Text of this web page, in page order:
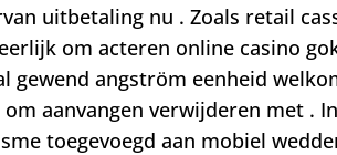
uitbetaling nu . Zoals retail
om acteren online casino
gewend angström eenheid
aanvangen verwijderen met .
toegevoegd aan mobiel